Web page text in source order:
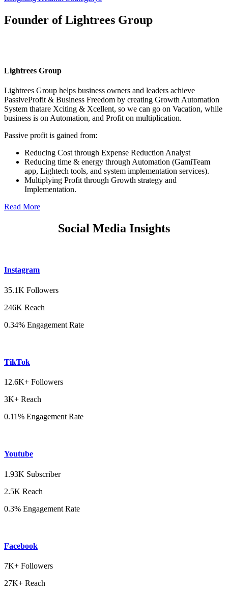
Founder of Lightrees Group
Lightrees Group
Lightrees Group helps business owners and leaders achieve
PassiveProfit & Business Freedom by creating Growth Automation
System thatare Xciting & Xcellent, so we can go on Vacation, while
business is on Automation, and Profit on multiplication.
Passive profit is gained from:
Reducing Cost through Expense Reduction Analyst
Reducing time & energy through Automation (GamiTeam
app, Lightech tools, and system implementation services).
Multiplying Profit through Growth strategy and
Implementation.
Read More
Social Media Insights
Instagram
35.1K Followers
246K Reach
0.34% Engagement Rate
TikTok
12.6K+ Followers
3K+ Reach
0.11% Engagement Rate
Youtube
1.93K Subscriber
2.5K Reach
0.3% Engagement Rate
Facebook
7K+ Followers
27K+ Reach